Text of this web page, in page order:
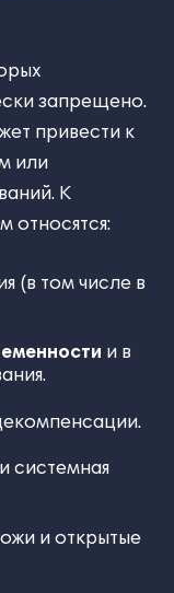
запрещено.
привести к
или
К
относятся:
(в том числе в
и в
системная
и открытые